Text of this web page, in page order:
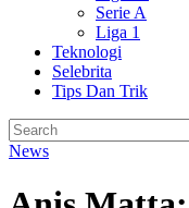
Serie A
Liga 1
Teknologi
Selebrita
Tips Dan Trik
News